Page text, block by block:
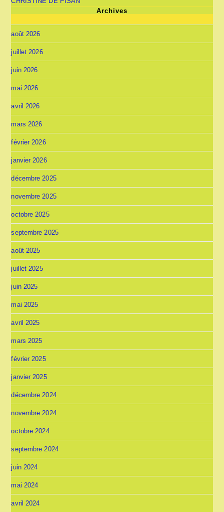
Archives
août 2026
juillet 2026
juin 2026
mai 2026
avril 2026
mars 2026
février 2026
janvier 2026
décembre 2025
novembre 2025
octobre 2025
septembre 2025
août 2025
juillet 2025
juin 2025
mai 2025
avril 2025
mars 2025
février 2025
janvier 2025
décembre 2024
novembre 2024
octobre 2024
septembre 2024
juin 2024
mai 2024
avril 2024